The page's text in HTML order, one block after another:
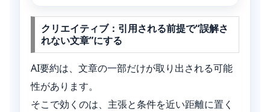
クリエイティブ：引用される前提で“誤解さ
れない文章”にする
AI要約は、文章の一部だけが取り出される可能
性があります。
そこで効くのは、主張と条件を近い距離に置く